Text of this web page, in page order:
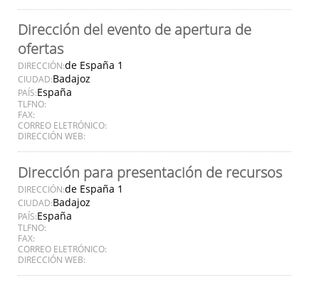
Dirección del evento de apertura de
ofertas
DIRECCIÓN:de España 1
CIUDAD:Badajoz
PAÍS:España
TLFNO:
FAX:
CORREO ELETRÓNICO:
DIRECCIÓN WEB:
Dirección para presentación de recursos
DIRECCIÓN:de España 1
CIUDAD:Badajoz
PAÍS:España
TLFNO:
FAX:
CORREO ELETRÓNICO:
DIRECCIÓN WEB: